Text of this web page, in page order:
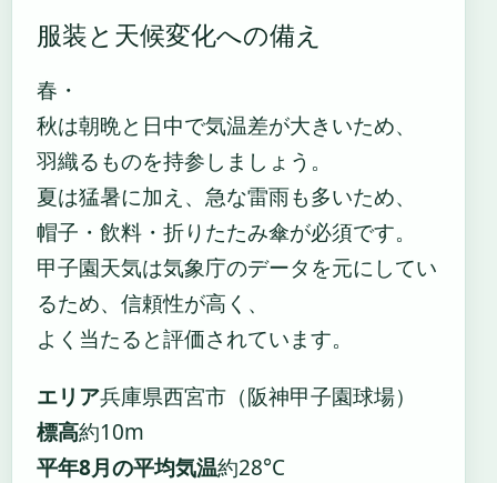
服装と天候変化への備え
春・
秋は朝晩と日中で気温差が大きいため、
羽織るものを持参しましょう。
夏は猛暑に加え、急な雷雨も多いため、
帽子・飲料・折りたたみ傘が必須です。
甲子園天気は気象庁のデータを元にしてい
るため、信頼性が高く、
よく当たると評価されています。
エリア兵庫県西宮市（阪神甲子園球場）
標高約10m
平年8月の平均気温約28°C